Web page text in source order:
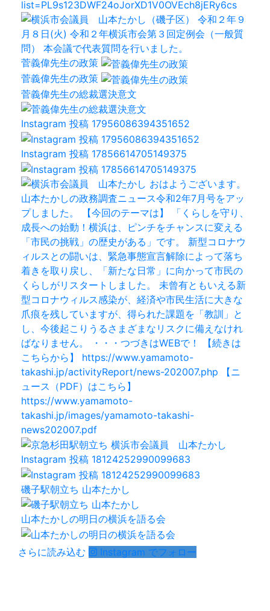
菅義偉先生の政策
菅義偉先生の政策
菅義偉先生の総裁選決意文
Instagram 投稿 17956086394351652
Instagram 投稿 17856614705149375
Instagram 投稿 18124252990099683
磯子駅朝立ち 山本たかし
山本たかしの明日の横浜を語る会
さらに読み込む Instagram でフォロー